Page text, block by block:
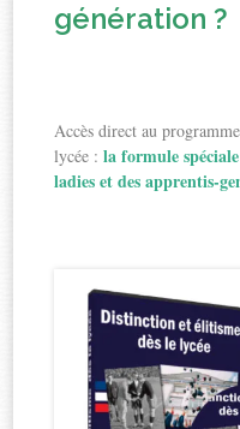
génération ?
Accès direct au
lycée :la formule
ladies et des apprentis-